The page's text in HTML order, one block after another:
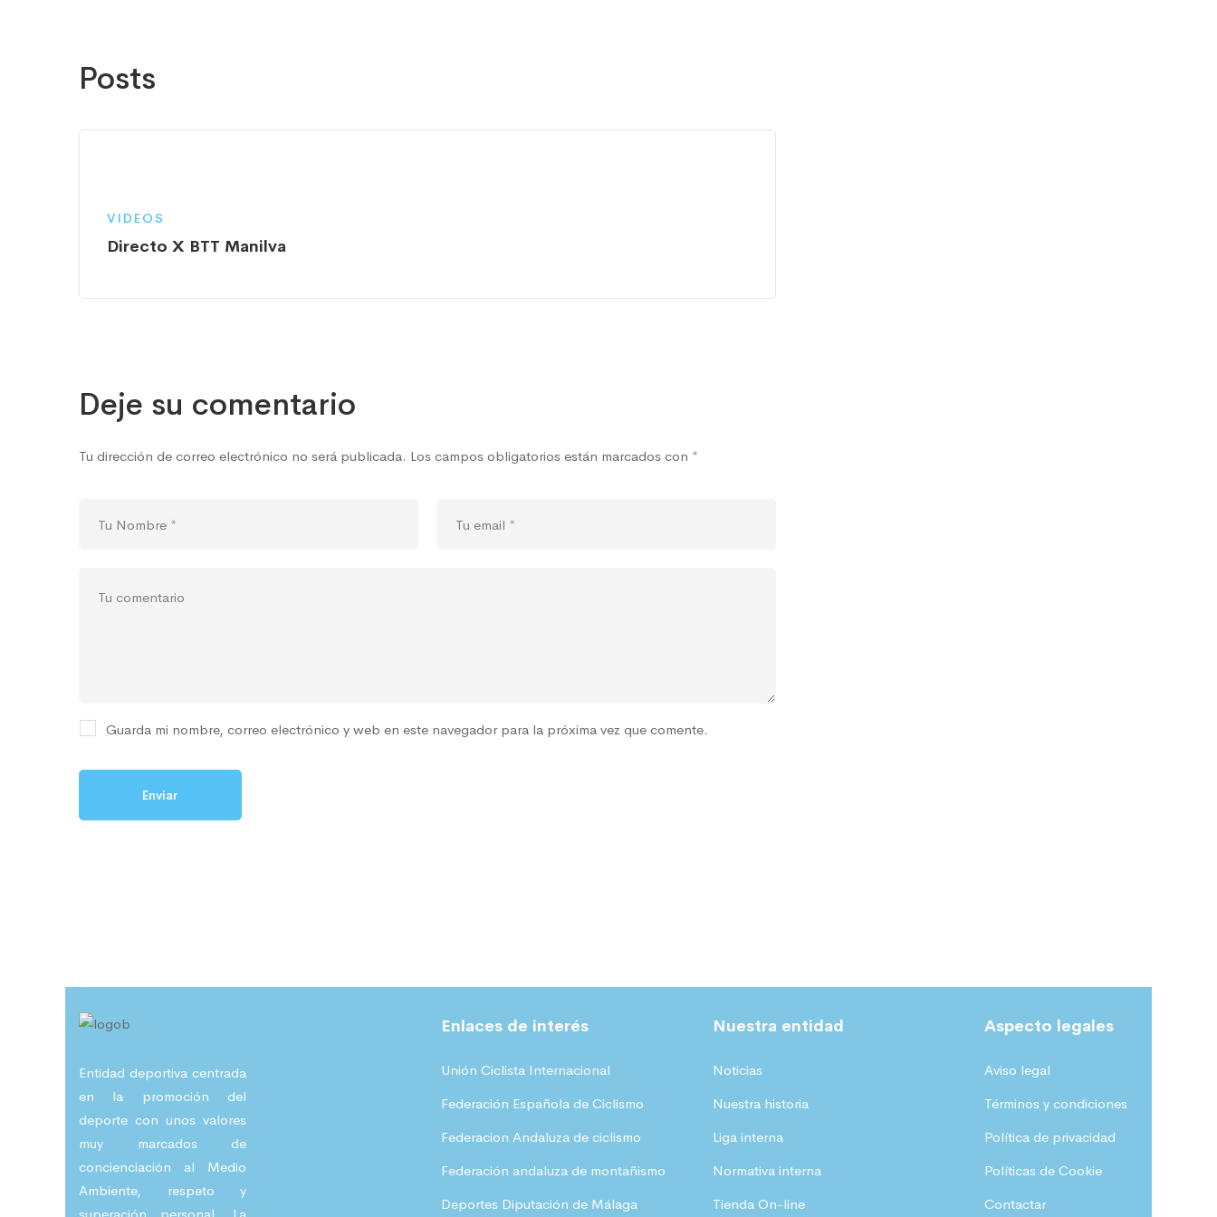
Posts
VIDEOS
Directo X BTT Manilva
Deje su comentario
Tu dirección de correo electrónico no será publicada. Los campos obligatorios están marcados con *
Guarda mi nombre, correo electrónico y web en este navegador para la próxima vez que comente.
Entidad deportiva centrada
en la promoción del
deporte con unos valores
muy marcados de
concienciación al Medio
Ambiente, respeto y
Enlaces de interés
Unión Ciclista Internacional
Federación Española de Ciclismo
Federacion Andaluza de ciclismo
Federación andaluza de montañismo
Deportes Diputación de Málaga
Nuestra entidad
Noticias
Nuestra historia
Liga interna
Normativa interna
Tienda On-line
Aspecto legales
Aviso legal
Términos y condiciones
Política de privacidad
Políticas de Cookie
Contactar